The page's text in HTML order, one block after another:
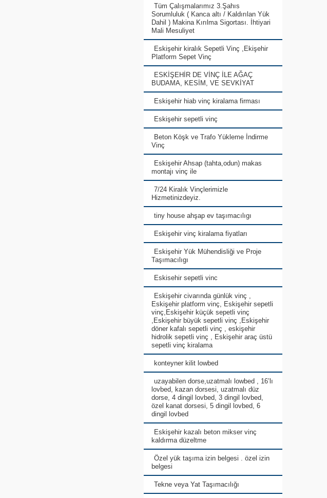
Tüm Çalışmalarımız 3.Şahıs
Sorumluluk ( Kanca altı / Kaldırılan Yük
Dahil ) Makina Kırılma Sigortası. İhtiyari
Mali Mesuliyet
Eskişehir kiralık Sepetli Vinç ,Ekişehir
Platform Sepet Vinç
ESKİŞEHİR DE VİNÇ İLE AĞAÇ
BUDAMA, KESİM, VE SEVKİYAT
Eskişehir hiab vinç kiralama firması
Eskişehir sepetli vinç
Beton Köşk ve Trafo Yükleme İndirme
Vinç
Eskişehir Ahsap (tahta,odun) makas
montajı vinç ile
7/24 Kiralık Vinçlerimizle
Hizmetinizdeyiz.
tiny house ahşap ev taşımacılıgı
Eskişehir vinç kiralama fiyatları
Eskişehir Yük Mühendisliği ve Proje
Taşımacılıgı
Eskisehir sepetli vinc
Eskişehir civarında günlük vinç ,
Eskişehir platform vinç, Eskişehir sepetli
vinç,Eskişehir küçük sepetli vinç
,Eskişehir büyük sepetli vinç ,Eskişehir
döner kafalı sepetli vinç , eskişehir
hidrolik sepetli vinç , Eskişehir araç üstü
sepetli vinç kiralama
konteyner kilit lowbed
uzayabilen dorse,uzatmalı lowbed , 16’lı
lovbed, kazan dorsesi, uzatmalı düz
dorse, 4 dingil lovbed, 3 dingil lovbed,
özel kanat dorsesi, 5 dingil lovbed, 6
dingil lovbed
Eskişehir kazalı beton mikser vinç
kaldırma düzeltme
Özel yük taşıma izin belgesi . özel izin
belgesi
Tekne veya Yat Taşımacılığı